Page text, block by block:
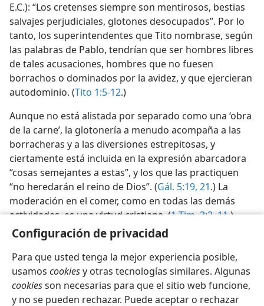
Configuración de privacidad
Para que usted tenga la mejor experiencia posible,
usamos cookiesy otras tecnologías similares. Algunas
cookiesson necesarias para que el sitio web funcione,
y no se pueden rechazar. Puede aceptar o rechazar
E.C.): “Los cretenses siempre son mentirosos, bestias
salvajes perjudiciales, glotones desocupados”. Por lo
tanto, los superintendentes que Tito nombrase, según
las palabras de Pablo, tendrían que ser hombres libres
de tales acusaciones, hombres que no fuesen
borrachos o dominados por la avidez, y que ejercieran
autodominio. (Tito 1:5-12.)
Aunque no está alistada por separado como una ‘obra
de la carne’, la glotonería a menudo acompaña a las
borracheras y a las diversiones estrepitosas, y
ciertamente está incluida en la expresión abarcadora
“cosas semejantes a estas”, y los que las practiquen
“no heredarán el reino de Dios”. (Gál. 5:19, 21.) La
moderación en el comer, como en todas las demás
actividades, es una virtud cristiana. (1 Tim. 3:2,11.)
Español Compartir Configuración
Copyright© 2026 Watch Tower Bible and Tract Society of Pennsylvania